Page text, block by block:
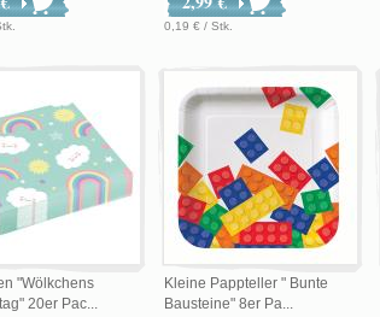
0,19 € / Stk.
"Wölkchens
20er Pac...
Kleine Pappteller " Bunte
Bausteine" 8er Pa...